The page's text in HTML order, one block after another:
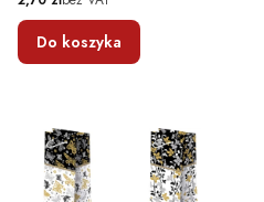
Do koszyka